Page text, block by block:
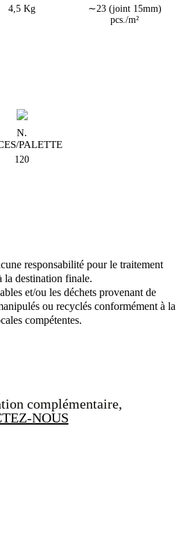
4,5 Kg
∼23 (joint 15mm)
pcs./m²
N.
PALETTE
120
responsabilité pour le traitement
la destination finale.
et/ou les déchets provenant de
ou recyclés conformément à la
compétentes.
complémentaire,
NOUS